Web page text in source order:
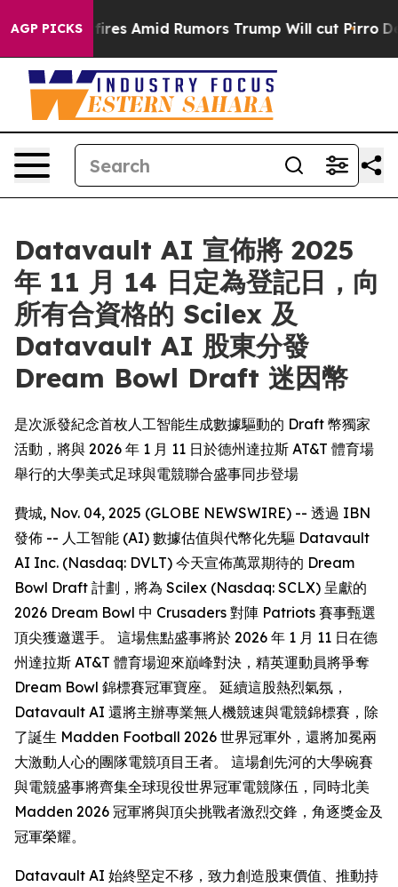
AGP PICKS
Backfires Amid Rumors Trump Will cut Pirro
Datavault AI 宣佈將 2025
年 11 月 14 日定為登記日，向
所有合資格的 Scilex 及
Datavault AI 股東分發
Dream Bowl Draft 迷因幣
是次派發紀念首枚人工智能生成數據驅動的 Draft 幣獨家
活動，將與 2026 年 1 月 11 日於德州達拉斯 AT&T 體育場
舉行的大學美式足球與電競聯合盛事同步登場
費城, Nov. 04, 2025 (GLOBE NEWSWIRE) -- 透過 IBN
發佈 -- 人工智能 (AI) 數據估值與代幣化先驅 Datavault
AI Inc. (Nasdaq: DVLT) 今天宣佈萬眾期待的 Dream
Bowl Draft 計劃，將為 Scilex (Nasdaq: SCLX) 呈獻的
2026 Dream Bowl 中 Crusaders 對陣 Patriots 賽事甄選
頂尖獲邀選手。 這場焦點盛事將於 2026 年 1 月 11 日在德
州達拉斯 AT&T 體育場迎來巔峰對決，精英運動員將爭奪
Dream Bowl 錦標賽冠軍寶座。 延續這股熱烈氣氛，
Datavault AI 還將主辦專業無人機競速與電競錦標賽，除
了誕生 Madden Football 2026 世界冠軍外，還將加冕兩
大激動人心的團隊電競項目王者。 這場創先河的大學碗賽
與電競盛事將齊集全球現役世界冠軍電競隊伍，同時北美
Madden 2026 冠軍將與頂尖挑戰者激烈交鋒，角逐獎金及
冠軍榮耀。
Datavault AI 始終堅定不移，致力創造股東價值、推動持